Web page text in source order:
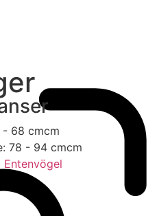
- 68 cmcm
78 - 94 cmcm
Entenvögel